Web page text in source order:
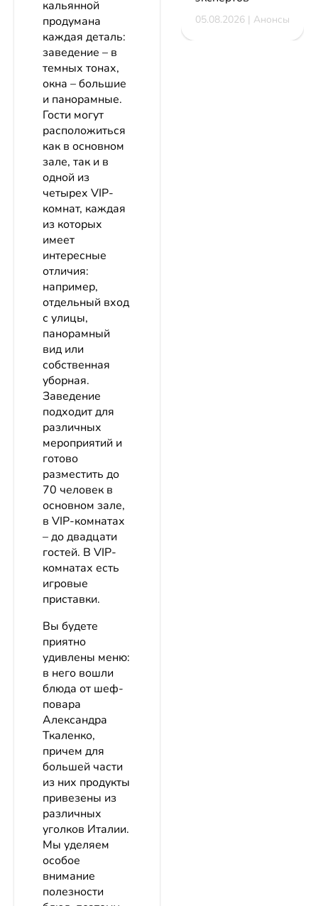
кальянной
продумана
каждая деталь:
заведение – в
темных тонах,
окна – большие
и панорамные.
Гости могут
расположиться
как в основном
зале, так и в
одной из
четырех VIP-
комнат, каждая
из которых
имеет
интересные
отличия:
например,
отдельный вход
с улицы,
панорамный
вид или
собственная
уборная.
Заведение
подходит для
различных
мероприятий и
готово
разместить до
70 человек в
основном зале,
в VIP-комнатах
– до двадцати
гостей. В VIP-
комнатах есть
игровые
приставки.
Вы будете
приятно
удивлены меню:
в него вошли
блюда от шеф-
повара
Александра
Ткаленко,
причем для
большей части
из них продукты
привезены из
различных
уголков Италии.
Мы уделяем
особое
внимание
полезности
05.08.2026 | Анонсы